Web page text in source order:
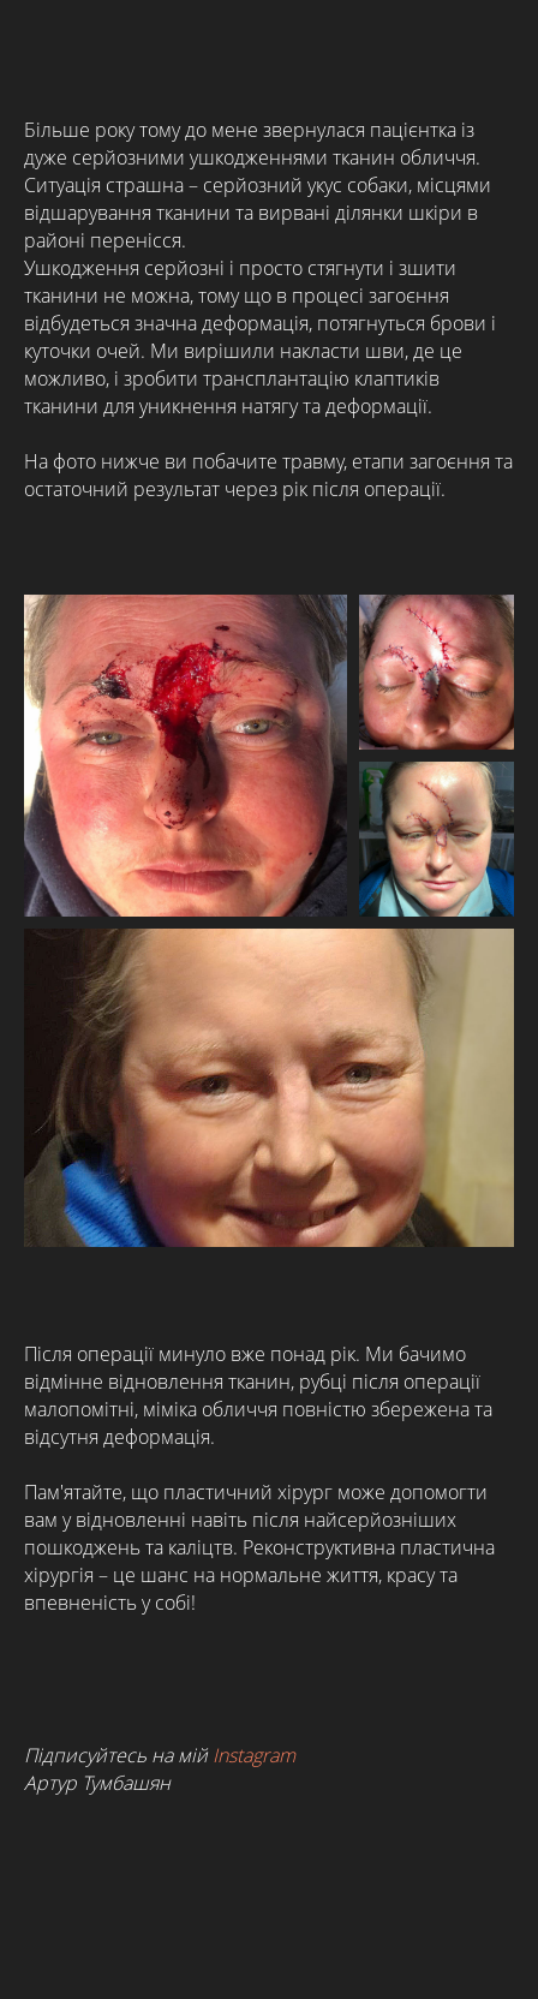
Більше року тому до мене звернулася пацієнтка із
дуже серйозними ушкодженнями тканин обличчя.
Ситуація страшна – серйозний укус собаки, місцями
відшарування тканини та вирвані ділянки шкіри в
районі перенісся.
Ушкодження серйозні і просто стягнути і зшити
тканини не можна, тому що в процесі загоєння
відбудеться значна деформація, потягнуться брови і
куточки очей. Ми вирішили накласти шви, де це
можливо, і зробити трансплантацію клаптиків
тканини для уникнення натягу та деформації.
На фото нижче ви побачите травму, етапи загоєння та
остаточний результат через рік після операції.
Після операції минуло вже понад рік. Ми бачимо
відмінне відновлення тканин, рубці після операції
малопомітні, міміка обличчя повністю збережена та
відсутня деформація.
Пам'ятайте, що пластичний хірург може допомогти
вам у відновленні навіть після найсерйозніших
пошкоджень та каліцтв. Реконструктивна пластична
хірургія – це шанс на нормальне життя, красу та
впевненість у собі!
Підписуйтесь на мійInstagram
Артур Тумбашян